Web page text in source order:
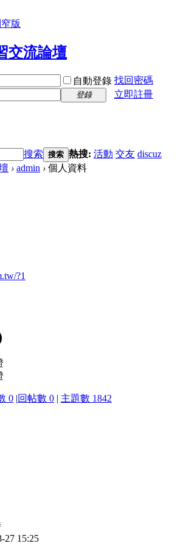
版
自動登錄 找回密碼
登錄
立即註冊
搜索 搜索 熱搜: 活動 交友 discuz
› admin › 個人資料
?1
0 |回帖數 0 | 主題數 1842
27 15:25